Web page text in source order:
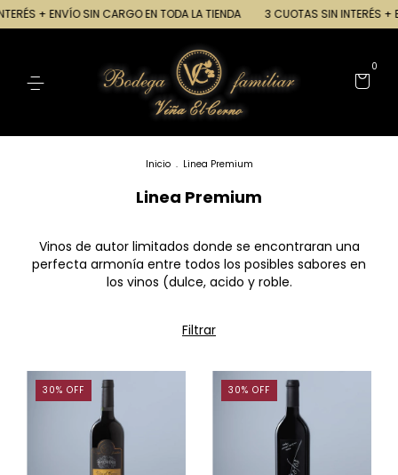
+ ENVÍO SIN CARGO EN TODA LA TIENDA 3 CUOTAS SIN INTERÉS +
0
Inicio . Linea Premium
Linea Premium
Vinos de autor limitados donde se encontraran una
perfecta armonía entre todos los posibles sabores en
los vinos (dulce, acido y roble.
Filtrar
30% OFF 30% OFF